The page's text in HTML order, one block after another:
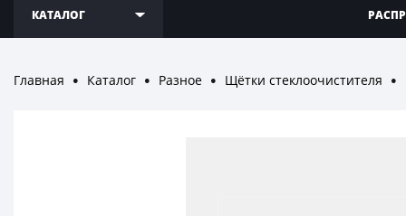
КАТАЛОГ
Главная ● Каталог ● Разное ● Щётки стеклоочистителя ●